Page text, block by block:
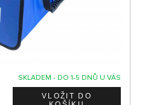
SKLADEM - DO 1-5 DNŮ U VÁS